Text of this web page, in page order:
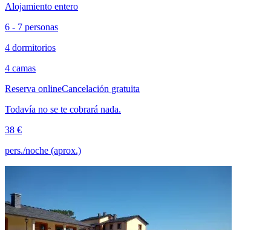
Alojamiento entero
6 - 7 personas
4 dormitorios
4 camas
Reserva onlineCancelación gratuita
Todavía no se te cobrará nada.
38 €
pers./noche (aprox.)